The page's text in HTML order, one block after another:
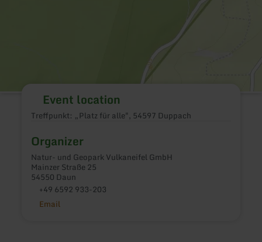
Event location
Treffpunkt: „Platz für alle", 54597 Duppach
Organizer
Natur- und Geopark Vulkaneifel GmbH
Mainzer Straße 25
54550 Daun
+49 6592 933-203
Email